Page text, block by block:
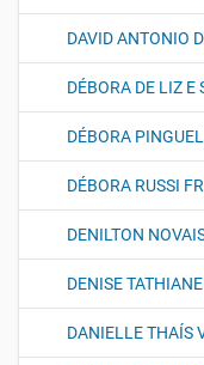
DAVID ANTONIO
DÉBORA DE LIZ E
DÉBORA
DÉBORA RUSSI
DENILTON
DENISE
DANIELLE THAÍS